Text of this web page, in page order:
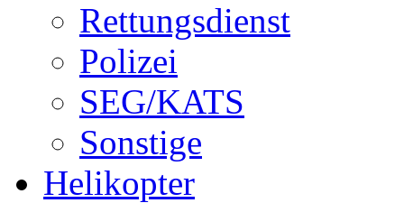
Rettungsdienst
Polizei
SEG/KATS
Sonstige
Helikopter